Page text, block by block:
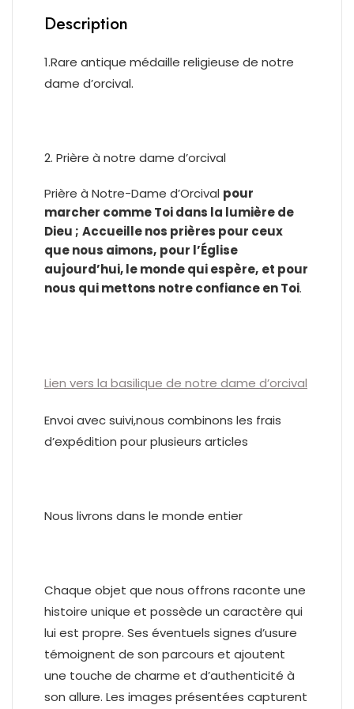
Description
1.Rare antique médaille religieuse de notre
dame d’orcival.
2. Prière à notre dame d’orcival
Prière à Notre-Dame d’Orcival pour
marcher comme Toi dans la lumière de
Dieu ; Accueille nos prières pour ceux
que nous aimons, pour l’Église
aujourd’hui, le monde qui espère, et pour
nous qui mettons notre confiance en Toi.
Lien vers la basilique de notre dame d’orcival
Envoi avec suivi,nous combinons les frais
d’expédition pour plusieurs articles
Nous livrons dans le monde entier
Chaque objet que nous offrons raconte une
histoire unique et possède un caractère qui
lui est propre. Ses éventuels signes d’usure
témoignent de son parcours et ajoutent
une touche de charme et d’authenticité à
son allure. Les images présentées capturent